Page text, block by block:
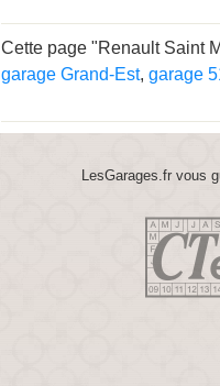
Cette page "Renault Saint
garage Grand-Est, garage
LesGarages.fr vous